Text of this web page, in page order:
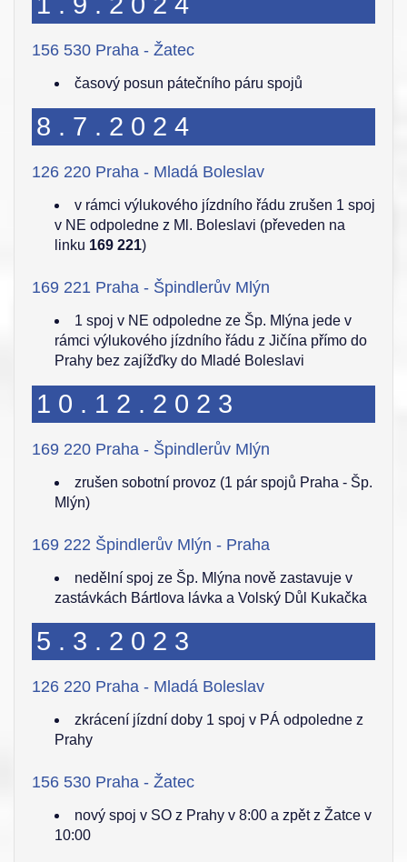
156 530 Praha - Žatec
časový posun pátečního páru spojů
8.7.2024
126 220 Praha - Mladá Boleslav
v rámci výlukového jízdního řádu zrušen 1 spoj
v NE odpoledne z Ml. Boleslavi (převeden na
linku 169 221)
169 221 Praha - Špindlerův Mlýn
1 spoj v NE odpoledne ze Šp. Mlýna jede v
rámci výlukového jízdního řádu z Jičína přímo do
Prahy bez zajížďky do Mladé Boleslavi
10.12.2023
169 220 Praha - Špindlerův Mlýn
zrušen sobotní provoz (1 pár spojů Praha - Šp.
Mlýn)
169 222 Špindlerův Mlýn - Praha
nedělní spoj ze Šp. Mlýna nově zastavuje v
zastávkách Bártlova lávka a Volský Důl Kukačka
5.3.2023
126 220 Praha - Mladá Boleslav
zkrácení jízdní doby 1 spoj v PÁ odpoledne z
Prahy
156 530 Praha - Žatec
nový spoj v SO z Prahy v 8:00 a zpět z Žatce v
10:00